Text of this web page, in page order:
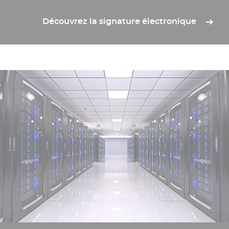
Découvrez la signature électronique